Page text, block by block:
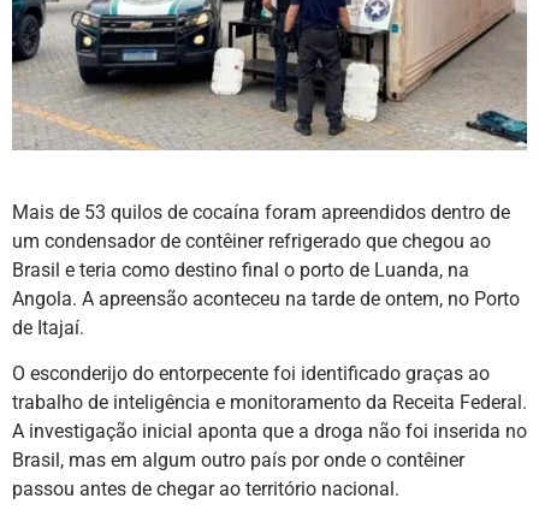
Mais de 53 quilos de cocaína foram apreendidos dentro de
um condensador de contêiner refrigerado que chegou ao
Brasil e teria como destino final o porto de Luanda, na
Angola. A apreensão aconteceu na tarde de ontem, no Porto
de Itajaí.
O esconderijo do entorpecente foi identificado graças ao
trabalho de inteligência e monitoramento da Receita Federal.
A investigação inicial aponta que a droga não foi inserida no
Brasil, mas em algum outro país por onde o contêiner
passou antes de chegar ao território nacional.